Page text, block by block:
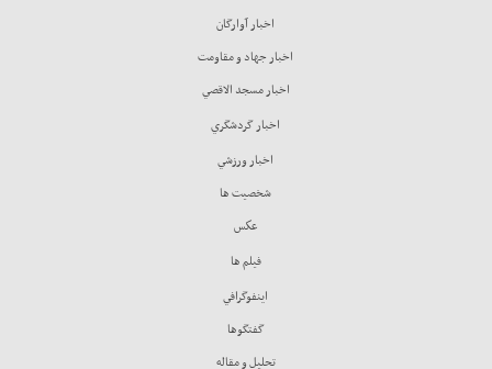
اخبار آوارگان
اخبار جهاد و مقاومت
اخبار مسجد الاقصي
اخبار گردشگري
اخبار ورزشي
شخصيت ها
عكس
فيلم ها
اينفوگرافي
گفتگوها
تحليل و مقاله